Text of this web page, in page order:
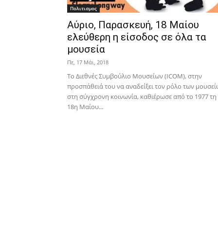
Πολιτισμος
Αύριο, Παρασκευή, 18 Μαίου
ελεύθερη η είσοδος σε όλα τα
μουσεία
Πε, 17 Μάι, 2018
Tο Διεθνές Συμβούλιο Μουσείων (ICOM), στην
προσπάθειά του να αναδείξει τον ρόλο των
στη σύγχρονη κοινωνία, καθιέρωσε από το 1977 τη
18η Μαΐου...